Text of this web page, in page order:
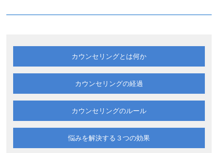
カウンセリングとは何か
カウンセリングの経過
カウンセリングのルール
悩みを解決する ３つの効果